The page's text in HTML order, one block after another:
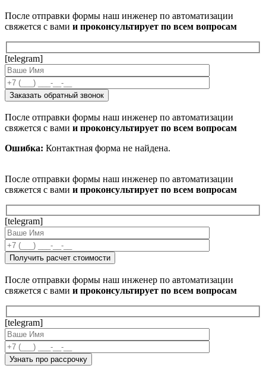
После отправки формы наш инженер по автоматизации
свяжется с вами и проконсультирует по всем вопросам
[telegram]
После отправки формы наш инженер по автоматизации
свяжется с вами и проконсультирует по всем вопросам
Ошибка: Контактная форма не найдена.
После отправки формы наш инженер по автоматизации
свяжется с вами и проконсультирует по всем вопросам
[telegram]
После отправки формы наш инженер по автоматизации
свяжется с вами и проконсультирует по всем вопросам
[telegram]